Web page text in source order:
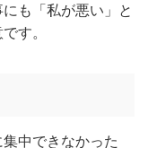
も「私が悪い」と
す。
中できなかった